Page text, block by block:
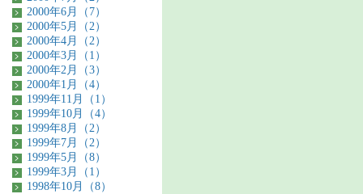
2000年6月（7）
2000年5月（2）
2000年4月（2）
2000年3月（1）
2000年2月（3）
2000年1月（4）
1999年11月（1）
1999年10月（4）
1999年8月（2）
1999年7月（2）
1999年5月（8）
1999年3月（1）
1998年10月（8）